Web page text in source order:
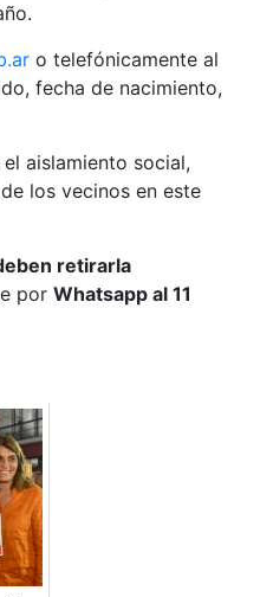
año.
o telefónicamente al
fecha de nacimiento,
aislamiento social,
los vecinos en este
retirarla
por Whatsapp al 11